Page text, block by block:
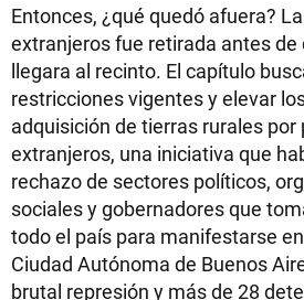
Entonces, ¿qué quedó afuera?
extranjeros fue retirada antes de
llegara al recinto. El capítulo
restricciones vigentes y elevar
adquisición de tierras rurales
extranjeros, una iniciativa que
rechazo de sectores políticos,
sociales y gobernadores que
todo el país para manifestarse
Ciudad Autónoma de Buenos
brutal represión y más de 28